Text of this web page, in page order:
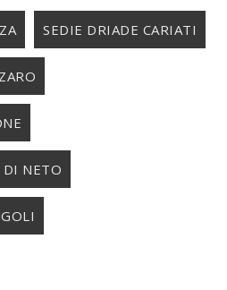
SEDIE DRIADE CARIATI
DI NETO